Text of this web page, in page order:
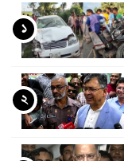
১
২